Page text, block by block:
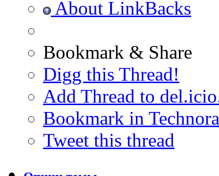
About LinkBacks
Bookmark & Share
Digg this Thread!
Add Thread to
Bookmark in
Tweet this thread